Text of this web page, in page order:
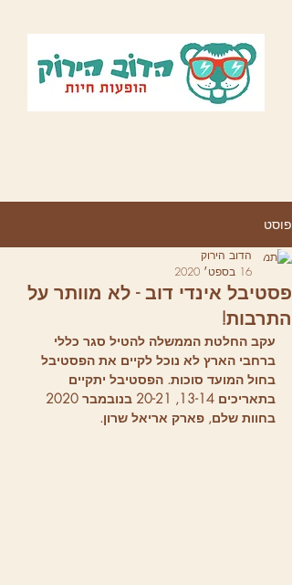
פוסט
פסטיבל אינדי דוב - לא מוותר על
התרבות!
הדוב הירוק
16 בספט׳ 2020
עקב החלטת הממשלה להטיל סגר כללי
ברחבי הארץ לא נוכל לקיים את הפסטיבל
בחול המועד סוכות. הפסטיבל יתקיים
בחוות שלם, פארק אריאל שרון.